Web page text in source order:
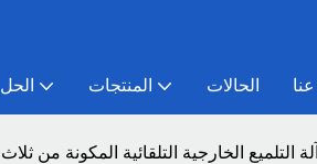
الحل المنتجات الحالات عنا
آلة التلميع الخارجية التلقائية المكونة من